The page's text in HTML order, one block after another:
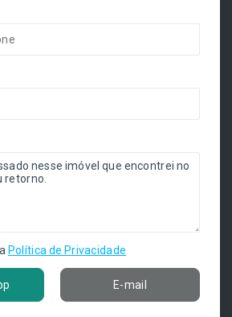
Política de Privacidade
E-mail